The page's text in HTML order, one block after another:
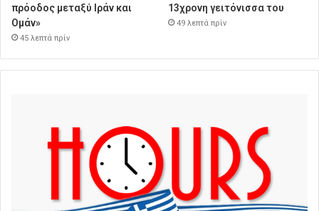
πρόοδος μεταξύ Ιράν και
Ομάν»
45 λεπτά πρίν
13χρονη γειτόνισσα του
49 λεπτά πρίν